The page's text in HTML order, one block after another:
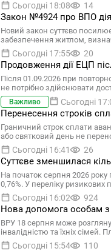
Сьогодні 18:08 14
Закон №4924 про ВПО
Новий закон суттєво
забезпечення житлом,
Сьогодні 17:55 20
Продовження дії ЕЦП
Після 01.09.2026 при
не потрібно здійснювати
Важливо Сьогодні
Перенесення строків
Граничний строк сплати
або святковий день не
Сьогодні 16:41 26
Суттєве зменшилася
На початок серпня 2026 року
0,76%. У переліку ризикових
Сьогодні 16:02 924
Нова допомога особам з
ВРУ 18 серпня може
інвалідністю та їхніх
Сьогодні 15:54 110